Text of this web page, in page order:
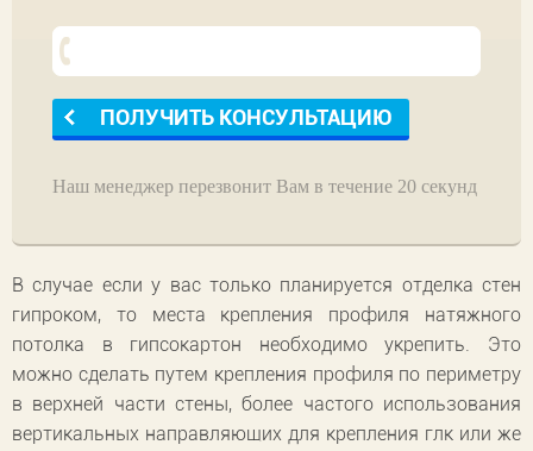
Наш менеджер перезвонит Вам в течение 20 секунд
В случае если у вас только планируется отделка стен
гипроком, то места крепления профиля натяжного
потолка в гипсокартон необходимо укрепить. Это
можно сделать путем крепления профиля по периметру
в верхней части стены, более частого использования
вертикальных направляющих для крепления глк или же